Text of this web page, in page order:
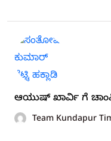
ಆಯುಷ್ ಖಾರ್ವಿ ಗೆ
Team Kundapur